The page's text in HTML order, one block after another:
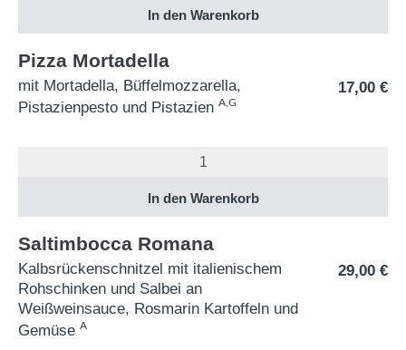
Pizza Mortadella
mit Mortadella, Büffelmozzarella,
Pistazienpesto und Pistazien A,G
17,00 €
Saltimbocca Romana
Kalbsrückenschnitzel mit italienischem
Rohschinken und Salbei an
Weißweinsauce, Rosmarin Kartoffeln und
Gemüse A
29,00 €